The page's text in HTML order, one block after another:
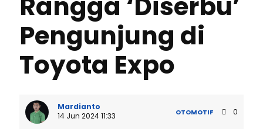
Pengunjung di
Toyota Expo
Mardianto
14 Jun 2024 11:33
OTOMOTIF 0